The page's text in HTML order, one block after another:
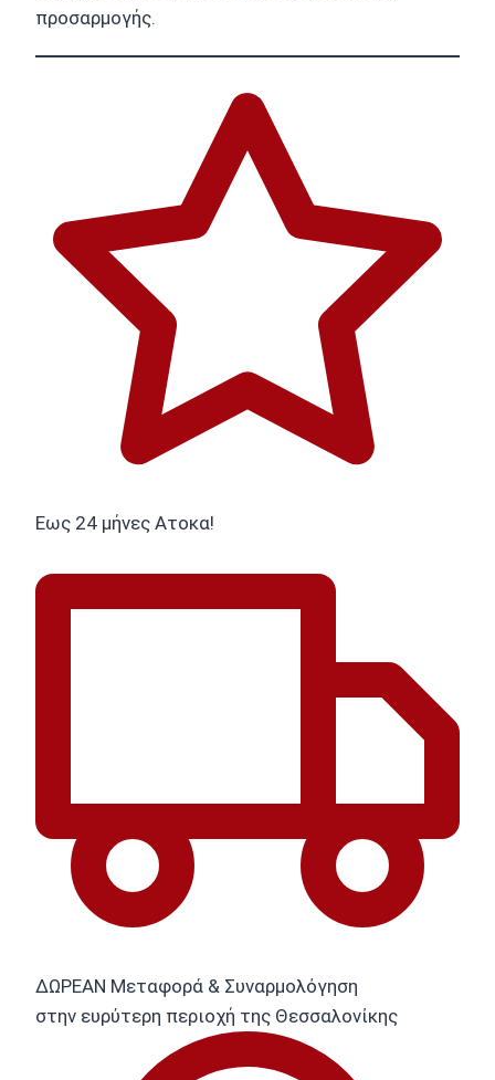
προσαρμογής.
Εως 24 μήνες Ατοκα!
ΔΩΡΕΑΝ Μεταφορά & Συναρμολόγηση
στην ευρύτερη περιοχή της Θεσσαλονίκης